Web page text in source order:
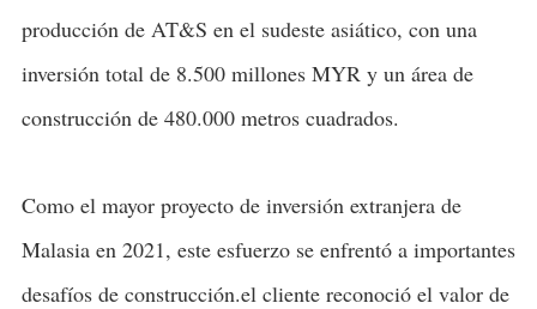
producción de AT&S en el sudeste asiático, con una
inversión total de 8.500 millones MYR y un área de
construcción de 480.000 metros cuadrados.
Como el mayor proyecto de inversión extranjera de
Malasia en 2021, este esfuerzo se enfrentó a importantes
desafíos de construcción.el cliente reconoció el valor de